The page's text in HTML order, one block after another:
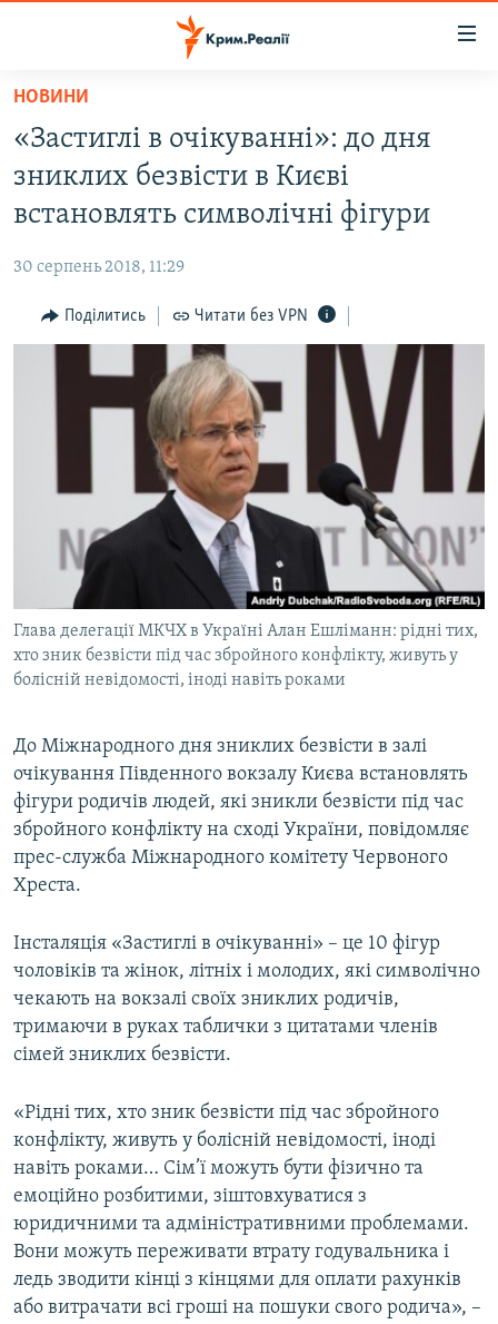
Перейти
основного
матеріалу
до
основної
навігації
Перейти
до
БЛОГИ
ПОГЛЯД
ВІДЕОУРОКИ «ELIFBE»
СВІДЧЕННЯ ОКУПАЦІЇ
УКРАЇНСЬКА ПРОБЛЕМА КРИМУ
ІНФОГРАФІКА
ЯК ОБІЙТИ БЛОКУВАННЯ
Русский
Qırımtatar
ДОЛУЧАЙСЯ!
Усі сайти RFE/RL
НОВИНИ
«Застиглі в очікуванні»: до дня
зниклих безвісти в Києві
встановлять символічні фігури
30 серпень 2018, 11:29
Поділитись Читати без VPN
Глава делегації МКЧХ в Україні Алан Ешліманн: рідні тих,
хто зник безвісти під час збройного конфлікту, живуть у
болісній невідомості, іноді навіть роками
До Міжнародного дня зниклих безвісти в залі
очікування Південного вокзалу Києва встановлять
фігури родичів людей, які зникли безвісти під час
збройного конфлікту на сході України, повідомляє
прес-служба Міжнародного комітету Червоного
Хреста.
Інсталяція «Застиглі в очікуванні» – це 10 фігур
чоловіків та жінок, літніх і молодих, які символічно
чекають на вокзалі своїх зниклих родичів,
тримаючи в руках таблички з цитатами членів
сімей зниклих безвісти.
«Рідні тих, хто зник безвісти під час збройного
конфлікту, живуть у болісній невідомості, іноді
навіть роками… Сім’ї можуть бути фізично та
емоційно розбитими, зіштовхуватися з
юридичними та адміністративними проблемами.
Вони можуть переживати втрату годувальника і
ледь зводити кінці з кінцями для оплати рахунків
або витрачати всі гроші на пошуки свого родича», –